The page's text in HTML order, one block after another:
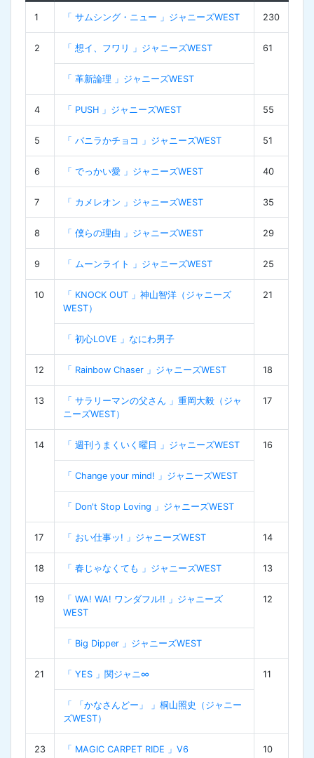
1 「 サムシング・ニュー 」ジャニーズWEST 230
2 「 想イ、フワリ 」ジャニーズWEST 61
「 革新論理 」ジャニーズWEST
4 「 PUSH 」ジャニーズWEST 55
5 「 バニラかチョコ 」ジャニーズWEST 51
6 「 でっかい愛 」ジャニーズWEST 40
7 「 カメレオン 」ジャニーズWEST 35
8 「 僕らの理由 」ジャニーズWEST 29
9 「 ムーンライト 」ジャニーズWEST 25
10
「 KNOCK OUT 」神山智洋（ジャニーズ
WEST）
21
「 初心LOVE 」なにわ男子
12 「 Rainbow Chaser 」ジャニーズWEST 18
13
「 サラリーマンの父さん 」重岡大毅（ジャ
ニーズWEST）
17
14 「 週刊うまくいく曜日 」ジャニーズWEST 16
「 Change your mind! 」ジャニーズWEST
「 Don't Stop Loving 」ジャニーズWEST
17 「 おい仕事ッ! 」ジャニーズWEST 14
18 「 春じゃなくても 」ジャニーズWEST 13
19
「 WA! WA! ワンダフル!! 」ジャニーズ
WEST
12
「 Big Dipper 」ジャニーズWEST
21 「 YES 」関ジャニ∞ 11
「 「かなさんどー」 」桐山照史（ジャニー
ズWEST）
23 「 MAGIC CARPET RIDE 」V6 10